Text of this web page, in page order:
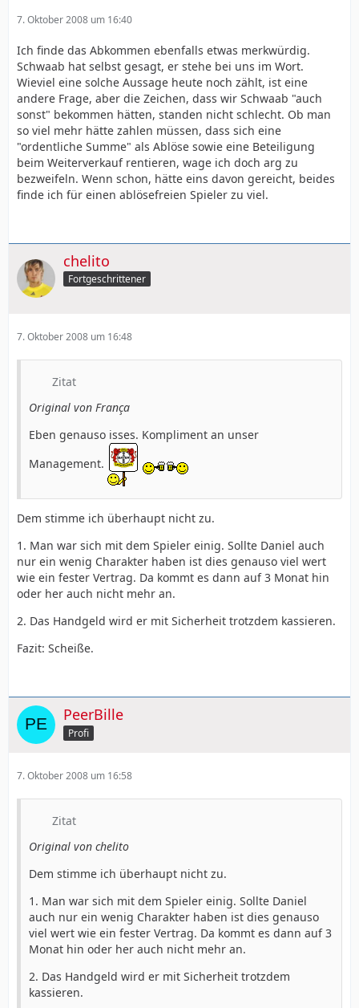
7. Oktober 2008 um 16:40
Ich finde das Abkommen ebenfalls etwas merkwürdig.
Schwaab hat selbst gesagt, er stehe bei uns im Wort.
Wieviel eine solche Aussage heute noch zählt, ist eine
andere Frage, aber die Zeichen, dass wir Schwaab "auch
sonst" bekommen hätten, standen nicht schlecht. Ob man
so viel mehr hätte zahlen müssen, dass sich eine
"ordentliche Summe" als Ablöse sowie eine Beteiligung
beim Weiterverkauf rentieren, wage ich doch arg zu
bezweifeln. Wenn schon, hätte eins davon gereicht, beides
finde ich für einen ablösefreien Spieler zu viel.
chelito
Fortgeschrittener
7. Oktober 2008 um 16:48
Zitat
Original von França
Eben genauso isses. Kompliment an unser
Management.
Dem stimme ich überhaupt nicht zu.
1. Man war sich mit dem Spieler einig. Sollte Daniel auch
nur ein wenig Charakter haben ist dies genauso viel wert
wie ein fester Vertrag. Da kommt es dann auf 3 Monat hin
oder her auch nicht mehr an.
2. Das Handgeld wird er mit Sicherheit trotzdem kassieren.
Fazit: Scheiße.
PeerBille
Profi
7. Oktober 2008 um 16:58
Zitat
Original von chelito
Dem stimme ich überhaupt nicht zu.
1. Man war sich mit dem Spieler einig. Sollte Daniel
auch nur ein wenig Charakter haben ist dies genauso
viel wert wie ein fester Vertrag. Da kommt es dann auf 3
Monat hin oder her auch nicht mehr an.
2. Das Handgeld wird er mit Sicherheit trotzdem
kassieren.